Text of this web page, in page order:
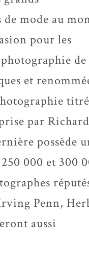
mode au
pour les
de
et
par Richard
possède
000 et 300
Penn,
aussi